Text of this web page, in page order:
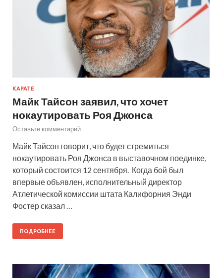
КАРАТЕ
Майк Тайсон заявил, что хочет
нокаутировать Роя Джонса
Оставьте комментарий
Майк Тайсон говорит, что будет стремиться
нокаутировать Роя Джонса в выставочном поединке,
который состоится 12 сентября. Когда бой был
впервые объявлен, исполнительный директор
Атлетической комиссии штата Калифорния Энди
Фостер сказал …
ПОДРОБНЕЕ